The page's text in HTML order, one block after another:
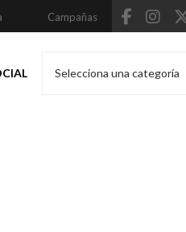
Campañas
Selecciona una categoría